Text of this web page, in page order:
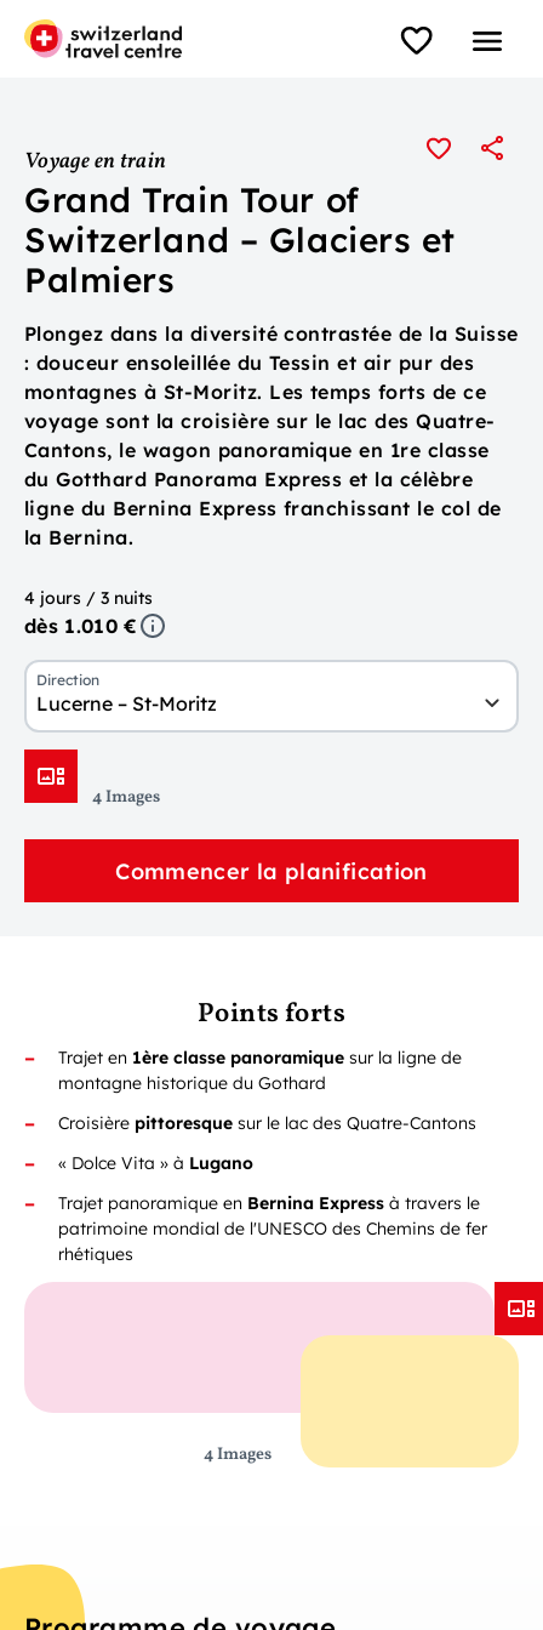
Voyage en train
Grand Train Tour of
Switzerland – Glaciers et
Palmiers
Plongez dans la diversité contrastée de la Suisse
: douceur ensoleillée du Tessin et air pur des
montagnes à St-Moritz. Les temps forts de ce
voyage sont la croisière sur le lac des Quatre-
Cantons, le wagon panoramique en 1re classe
du Gotthard Panorama Express et la célèbre
ligne du Bernina Express franchissant le col de
la Bernina.
4 jours / 3 nuits
dès 1.010 €
Direction
Lucerne – St-Moritz
4 Images
Commencer la planification
Points forts
Trajet en 1ère classe panoramique sur la ligne de
montagne historique du Gothard
Croisière pittoresque sur le lac des Quatre-Cantons
« Dolce Vita » à Lugano
Trajet panoramique en Bernina Express à travers le
patrimoine mondial de l'UNESCO des Chemins de fer
rhétiques
4 Images